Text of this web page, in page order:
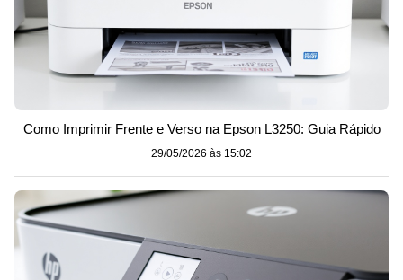
Como Imprimir Frente e Verso na Epson L3250: Guia Rápido
29/05/2026 às 15:02